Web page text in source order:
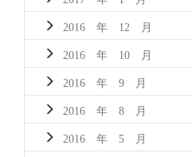
2016 年 12 月
2016 年 10 月
2016 年 9 月
2016 年 8 月
2016 年 5 月